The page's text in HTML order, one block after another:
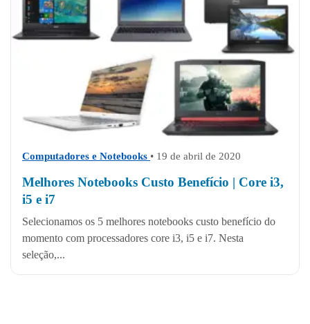
Computadores e Notebooks • 19 de abril de 2020
Melhores Notebooks Custo Benefício | Core i3,
i5 e i7
Selecionamos os 5 melhores notebooks custo benefício do
momento com processadores core i3, i5 e i7. Nesta
seleção,...